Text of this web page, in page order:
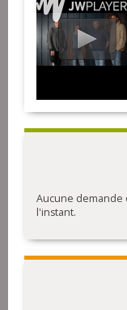
Aucune
l'instant.